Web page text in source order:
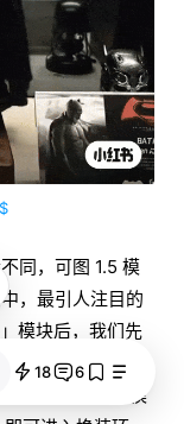
同，可图 1.5 模
，最引人注目的
模块后，我们先
述和模特属性设
合需求的虚拟模
18 6